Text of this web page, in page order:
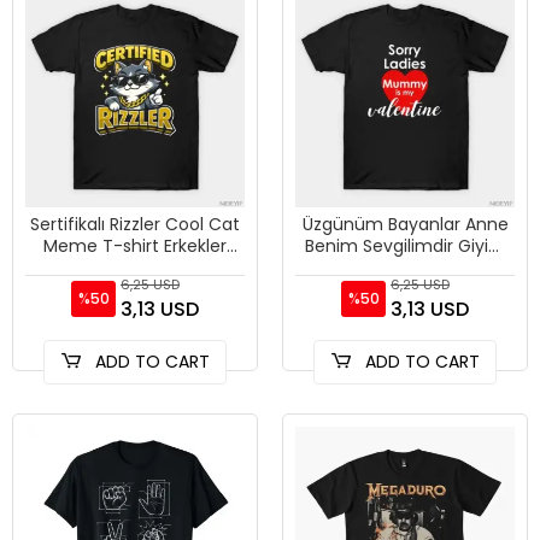
Sertifikalı Rizzler Cool Cat
Meme T-shirt Erkekler
Pamuk T Shirt Kısa Ko
%50
6,25 USD
3,13 USD
ADD TO CART
Üzgünüm Bayanlar Anne
Benim Sevgilimdir Giyim
Için % 100% Pamuk T S
%50
6,25 USD
3,13 USD
ADD TO CART